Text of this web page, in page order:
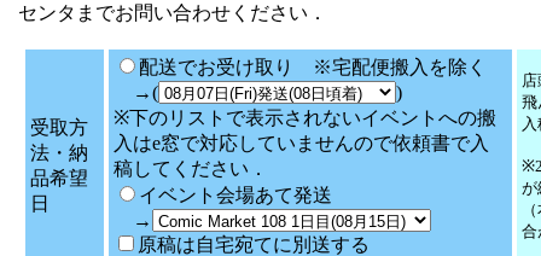
センタまでお問い合わせください．
受取方
法・納
品希望
日
配送でお受け取り ※宅配便搬入を除く
→(
)
※下のリストで表示されないイベントへの搬
入はe窓で対応していませんので依頼書で入
稿してください．
イベント会場あて発送
→
原稿は自宅宛てに別送する
飛
が
合